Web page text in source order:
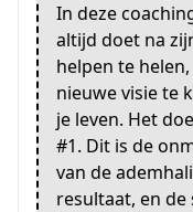
In deze
altijd doet na
helpen te
nieuwe visie te
je leven. Het
#1. Dit is de
van de
resultaat, en de